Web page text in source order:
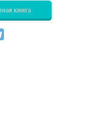
книга